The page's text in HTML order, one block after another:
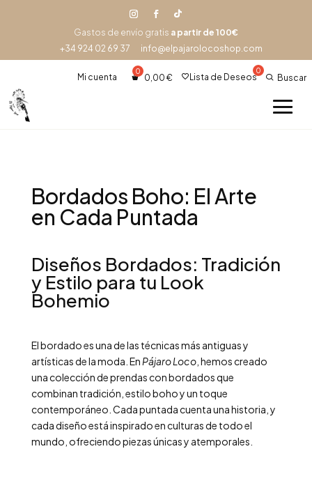
Gastos de envío gratis a partir de 100€
+34 924 02 69 37
info@elpajarolocoshop.com
Mi cuenta 0,00 € Lista de Deseos Buscar
Bordados Boho: El Arte
en Cada Puntada
Diseños Bordados: Tradición
y Estilo para tu Look
Bohemio
El bordado es una de las técnicas más antiguas y
artísticas de la moda. En Pájaro Loco, hemos creado
una colección de prendas con bordados que
combinan tradición, estilo boho y un toque
contemporáneo. Cada puntada cuenta una historia, y
cada diseño está inspirado en culturas de todo el
mundo, ofreciendo piezas únicas y atemporales.